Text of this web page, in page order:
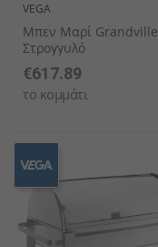
VEGA
Μπεν Μαρί Grandville
Στρογγυλό
€617.89
το κομμάτι